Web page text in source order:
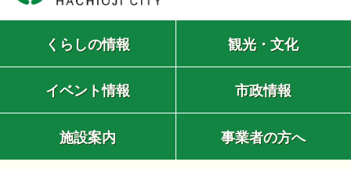
くらしの情報 観光・文化
イベント情報 市政情報
施設案内 事業者の方へ